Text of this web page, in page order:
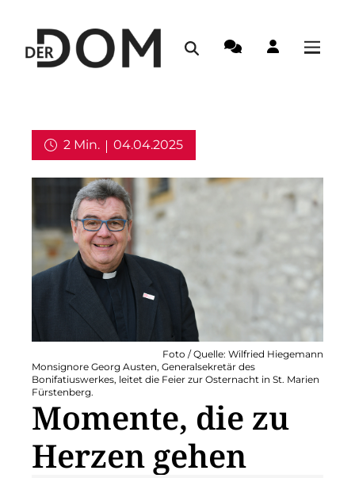
2 Min.
04.04.2025
Monsignore Georg Austen, Generalsekretär des
Bonifatiuswerkes, leitet die Feier zur Osternacht in St. Marien
Fürstenberg.
Foto / Quelle: Wilfried Hiegemann
Momente, die zu
Herzen gehen